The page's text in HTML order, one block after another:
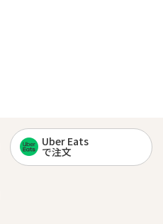
Uber Eats
で注文